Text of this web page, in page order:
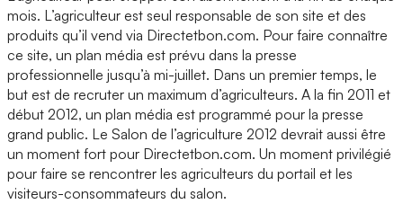
mois. L’agriculteur est seul responsable de son site et des
produits qu’il vend via Directetbon.com. Pour faire connaître
ce site, un plan média est prévu dans la presse
professionnelle jusqu’à mi-juillet. Dans un premier temps, le
but est de recruter un maximum d’agriculteurs. A la fin 2011 et
début 2012, un plan média est programmé pour la presse
grand public. Le Salon de l’agriculture 2012 devrait aussi être
un moment fort pour Directetbon.com. Un moment privilégié
pour faire se rencontrer les agriculteurs du portail et les
visiteurs-consommateurs du salon.